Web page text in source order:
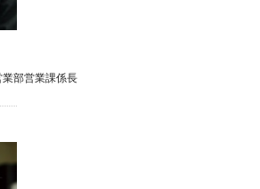
部営業課係長